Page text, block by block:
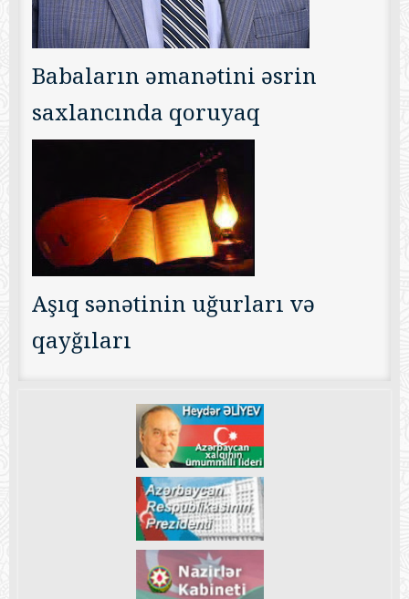
Babaların əmanətini əsrin
saxlancında qoruyaq
Aşıq sənətinin uğurları və
qayğıları